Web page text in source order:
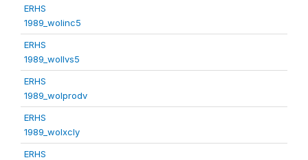
ERHS
1989_wolinc5
ERHS
1989_wollvs5
ERHS
1989_wolprodv
ERHS
1989_wolxcly
ERHS